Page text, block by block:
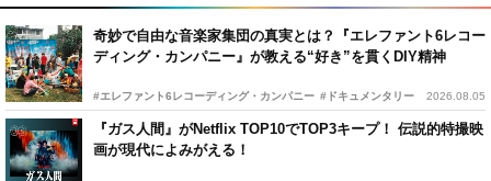
奇妙で自由な音楽家集団の真実とは？『エレファント6レコー
ディング・カンパニー』が教える“好き”を貫くDIY精神
#エレファント6レコーディング・カンパニー #ドキュメンタリー 2026.08.05
『ガス人間』がNetflix TOP10でTOP3キープ！ 伝説的特撮映
画が現代によみがえる！